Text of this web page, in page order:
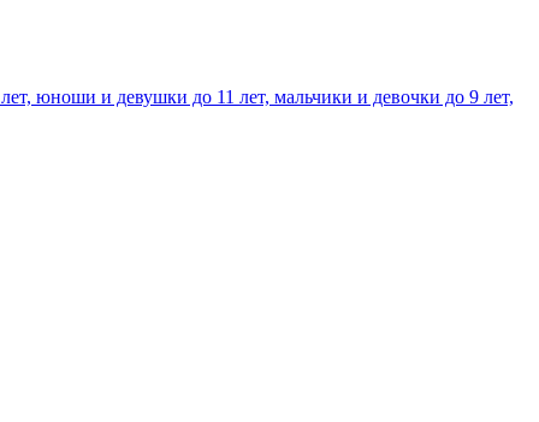
юноши и девушки до 11 лет, мальчики и девочки до 9 лет,